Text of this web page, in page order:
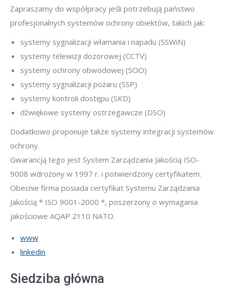
Zapraszamy do współpracy jeśli potrzebują państwo
profesjonalnych systemów ochrony obiektów, takich jak:
systemy sygnalizacji włamania i napadu (SSWiN)
systemy telewizji dozorowej (CCTV)
systemy ochrony obwodowej (SOO)
systemy sygnalizacji pożaru (SSP)
systemy kontroli dostępu (SKD)
dźwiękowe systemy ostrzegawcze (DSO)
Dodatkowo proponuje także systemy integracji systemów
ochrony.
Gwarancją tego jest System Zarządzania Jakością ISO-
9008 wdrożony w 1997 r. i potwierdzony certyfikatem.
Obecnie firma posiada certyfikat Systemu Zarządzania
Jakością * ISO 9001-2000 *, poszerzony o wymagania
jakościowe AQAP 2110 NATO.
www
linkedin
Siedziba główna